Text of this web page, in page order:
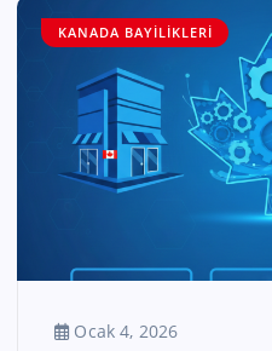
KANADA BAYILIKLERI
Ocak 4, 2026